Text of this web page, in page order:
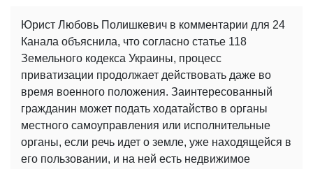
Юрист Любовь Полишкевич в комментарии для 24
Канала объяснила, что согласно статье 118
Земельного кодекса Украины, процесс
приватизации продолжает действовать даже во
время военного положения. Заинтересованный
гражданин может подать ходатайство в органы
местного самоуправления или исполнительные
органы, если речь идет о земле, уже находящейся в
его пользовании, и на ней есть недвижимое